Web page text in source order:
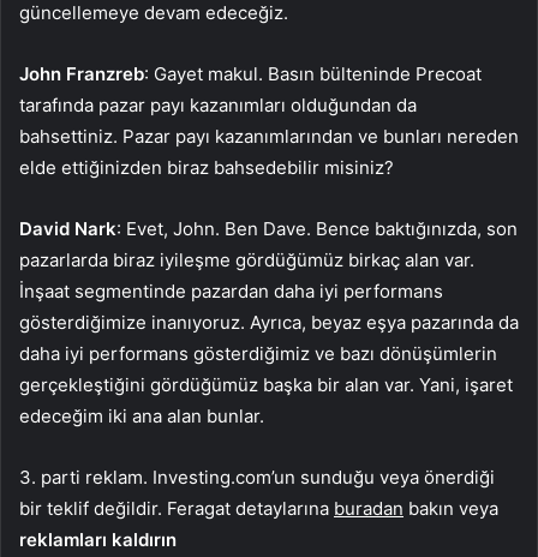
güncellemeye devam edeceğiz.
John Franzreb: Gayet makul. Basın bülteninde Precoat
tarafında pazar payı kazanımları olduğundan da
bahsettiniz. Pazar payı kazanımlarından ve bunları nereden
elde ettiğinizden biraz bahsedebilir misiniz?
David Nark: Evet, John. Ben Dave. Bence baktığınızda, son
pazarlarda biraz iyileşme gördüğümüz birkaç alan var.
İnşaat segmentinde pazardan daha iyi performans
gösterdiğimize inanıyoruz. Ayrıca, beyaz eşya pazarında da
daha iyi performans gösterdiğimiz ve bazı dönüşümlerin
gerçekleştiğini gördüğümüz başka bir alan var. Yani, işaret
edeceğim iki ana alan bunlar.
3. parti reklam. Investing.com’un sunduğu veya önerdiği
bir teklif değildir. Feragat detaylarına buradan bakın veya
reklamları kaldırın